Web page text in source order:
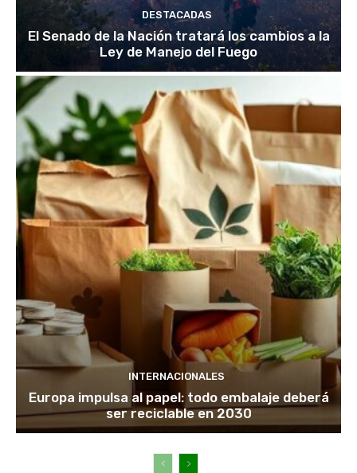
DESTACADAS
El Senado de la Nación tratará los cambios a la
Ley de Manejo del Fuego
INTERNACIONALES
Europa impulsa al papel: todo embalaje deberá
ser reciclable en 2030